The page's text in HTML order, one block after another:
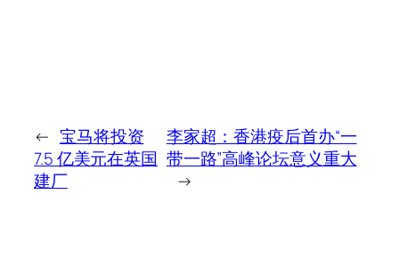
← 宝马将投资
7.5 亿美元在英国
建厂
李家超：香港疫后首办“一
带一路”高峰论坛意义重大
→